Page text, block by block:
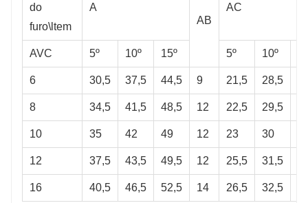
do
furo\ltem
A
AB
AC
AVC 5º 10º 15º 5º 10º
6 30,5 37,5 44,5 9 21,5 28,5
8 34,5 41,5 48,5 12 22,5 29,5
10 35 42 49 12 23 30
12 37,5 43,5 49,5 12 25,5 31,5
16 40,5 46,5 52,5 14 26,5 32,5